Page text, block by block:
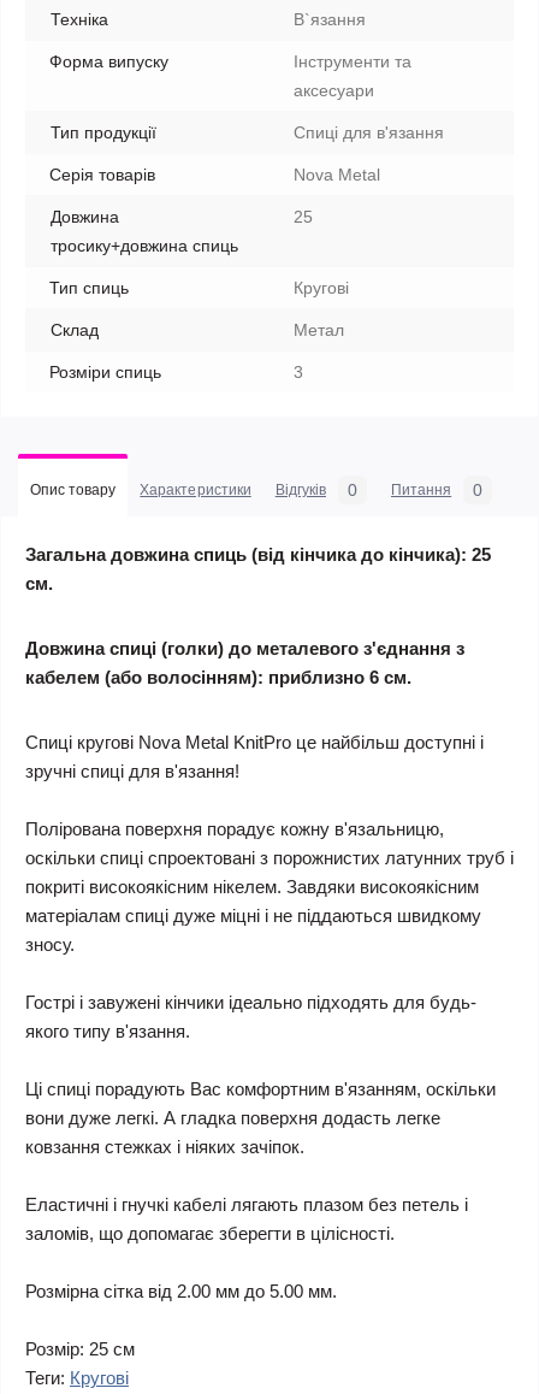
Техніка В`язання
Форма випуску
Інструменти та
аксесуари
Тип продукції Спиці для в'язання
Серія товарів Nova Metal
Довжина
тросику+довжина спиць
25
Тип спиць Кругові
Склад Метал
Розміри спиць 3
Опис товару Характеристики Відгуків 0 Питання 0
Загальна довжина спиць (від кінчика до кінчика): 25
см.
Довжина спиці (голки) до металевого з'єднання з
кабелем (або волосінням): приблизно 6 см.
Спиці кругові Nova Metal KnitPro це найбільш доступні і
зручні спиці для в'язання!
Полірована поверхня порадує кожну в'язальницю,
оскільки спиці спроектовані з порожнистих латунних труб і
покриті високоякісним нікелем. Завдяки високоякісним
матеріалам спиці дуже міцні і не піддаються швидкому
зносу.
Гострі і завужені кінчики ідеально підходять для будь-
якого типу в'язання.
Ці спиці порадують Вас комфортним в'язанням, оскільки
вони дуже легкі. А гладка поверхня додасть легке
ковзання стежках і ніяких зачіпок.
Еластичні і гнучкі кабелі лягають плазом без петель і
заломів, що допомагає зберегти в цілісності.
Розмірна сітка від 2.00 мм до 5.00 мм.
Розмір: 25 см
Теги: Кругові